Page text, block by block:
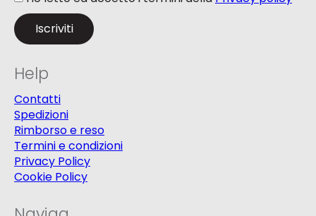
Help
Contatti
Spedizioni
Rimborso e reso
Termini e condizioni
Privacy Policy
Cookie Policy